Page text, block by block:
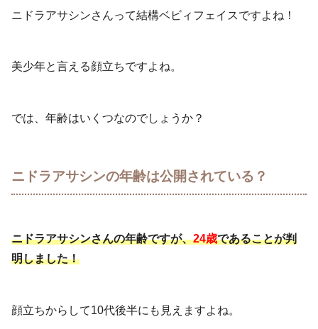
ニドラアサシンさんって結構ベビィフェイスですよね！
美少年と言える顔立ちですよね。
では、年齢はいくつなのでしょうか？
ニドラアサシンの年齢は公開されている？
ニドラアサシンさんの年齢ですが、24歳であることが判
明しました！
顔立ちからして10代後半にも見えますよね。